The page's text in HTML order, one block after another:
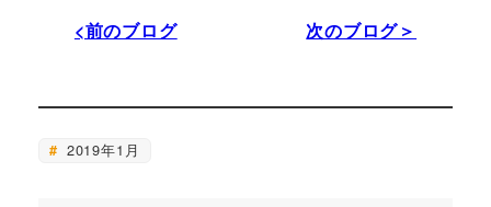
<前のブログ 次のブログ＞
2019年1月